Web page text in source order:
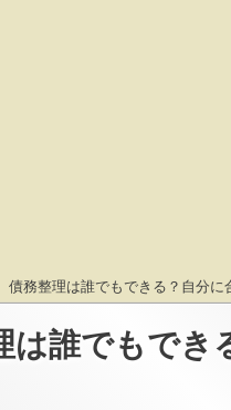
債務整理は誰でもできる？自分に
は誰でもでき